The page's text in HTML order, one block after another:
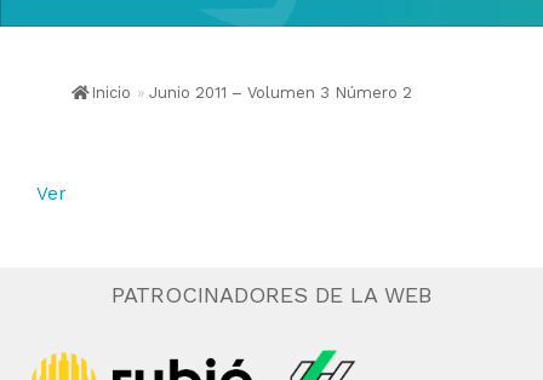
Inicio » Junio 2011 – Volumen 3 Número 2
Ver
PATROCINADORES DE LA WEB